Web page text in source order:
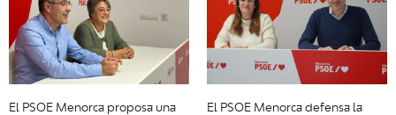
El PSOE Menorca proposa una
El PSOE Menorca defensa la